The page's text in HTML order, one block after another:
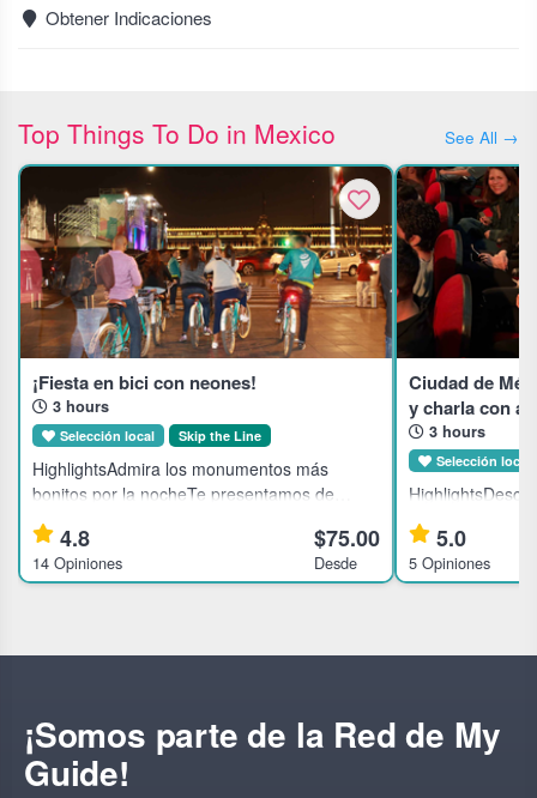
Obtener Indicaciones
Top Things To Do in Mexico See All →
¡Fiesta en bici con neones!
3 hours
Selección local Skip the Line
HighlightsAdmira los monumentos más
bonitos por la nocheTe presentamos de
maravilla las mejores zonas de CDMX.Visita
las mejores zonas de restaurantes, bares y
galerías.Recibe ideas de lugares para
4.8
14 Opiniones
$75.00
Desde
Ciudad de
y charla con
3 hours
Selección local
Ciudad de
directoDisfruta
con los actores
5.0
5 Opiniones
¡Somos parte de la Red de My
Guide!